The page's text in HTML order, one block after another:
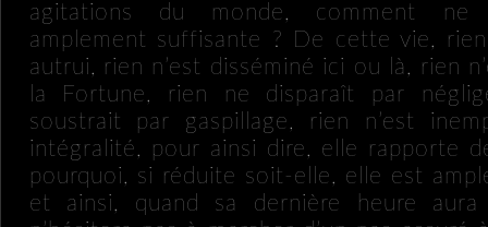
agitations du monde, comment ne
amplement suffisante ? De cette vie,
autrui, rien n’est disséminé ici ou là, rien
la Fortune, rien ne disparaît par
soustrait par gaspillage, rien n’est
intégralité, pour ainsi dire, elle rapporte
pourquoi, si réduite soit-elle, elle est
et ainsi, quand sa dernière heure